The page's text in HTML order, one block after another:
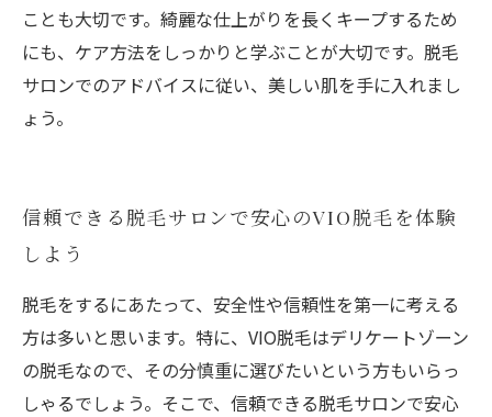
ことも大切です。綺麗な仕上がりを長くキープするため
にも、ケア方法をしっかりと学ぶことが大切です。脱毛
サロンでのアドバイスに従い、美しい肌を手に入れまし
ょう。
信頼できる脱毛サロンで安心のVIO脱毛を体験
しよう
脱毛をするにあたって、安全性や信頼性を第一に考える
方は多いと思います。特に、VIO脱毛はデリケートゾーン
の脱毛なので、その分慎重に選びたいという方もいらっ
しゃるでしょう。そこで、信頼できる脱毛サロンで安心